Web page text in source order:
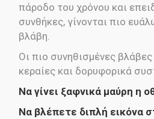
πάροδο του χρόνου και
συνθήκες, γίνονται πιο
βλάβη.
Οι πιο συνηθισμένες
κεραίες και δορυφορικά
Να γίνει ξαφνικά μαύρη η
Να βλέπετε διπλή εικόνα